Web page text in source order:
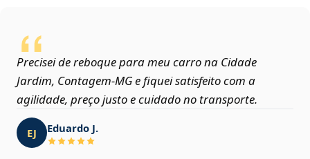
Precisei de reboque para meu carro na Cidade
Jardim, Contagem‑MG e fiquei satisfeito com a
agilidade, preço justo e cuidado no transporte.
EJ Eduardo J.